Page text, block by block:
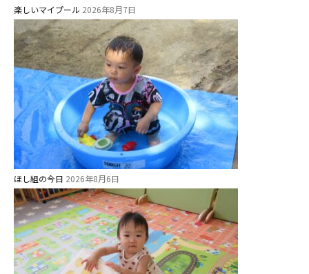
楽しいマイプール 2026年8月7日
ほし組の今日 2026年8月6日